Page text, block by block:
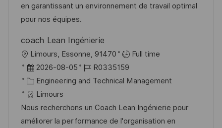
V
e
ö
f
f
e
n
t
l
i
e
en garantissant un environnement de travail optimal
pour nos équipes.
coach Lean Ingénierie
O
r
t
Limours, Essonne, 91470
Full time
D
a
t
u
m
2026-08-05
J
o
-
I
R0335159
K
a
t
e
Engineering and Technical Management
Limours
Nous recherchons un Coach Lean Ingénierie pour
améliorer la performance de l'organisation en